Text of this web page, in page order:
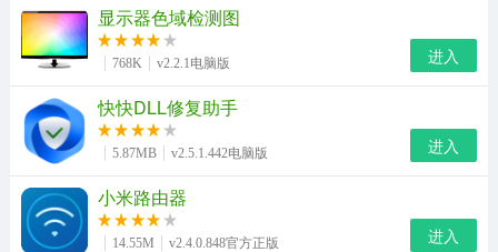
显示器色域检测图
768K v2.2.1电脑版 进入
快快DLL修复助手
5.87MB v2.5.1.442电脑版 进入
小米路由器
14.55M v2.4.0.848官方正版 进入